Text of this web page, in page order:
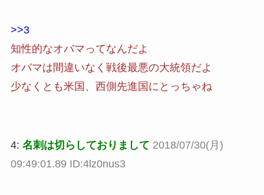
>>3
知性的なオバマってなんだよ
オバマは間違いなく戦後最悪の大統領だよ
少なくとも米国、西側先進国にとっちゃね
4: 名刺は切らしておりまして 2018/07/30(月)
09:49:01.89 ID:4lz0nus3